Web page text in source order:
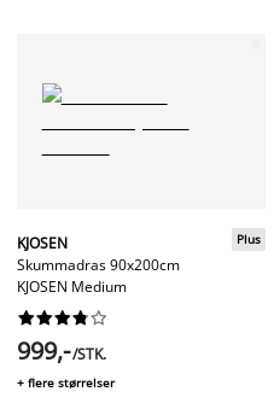
KJOSEN
Skummadras 90x200cm
KJOSEN Medium
Plus






999,-/STK.
+ flere størrelser